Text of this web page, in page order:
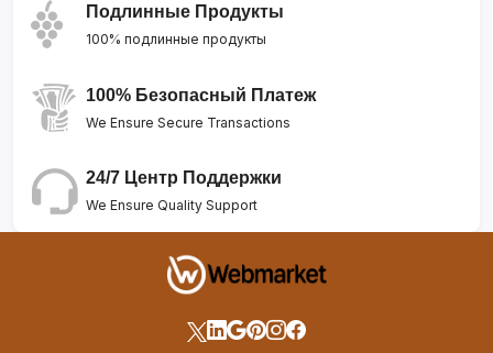
Подлинные Продукты
100% подлинные продукты
100% Безопасный Платеж
We Ensure Secure Transactions
24/7 Центр Поддержки
We Ensure Quality Support